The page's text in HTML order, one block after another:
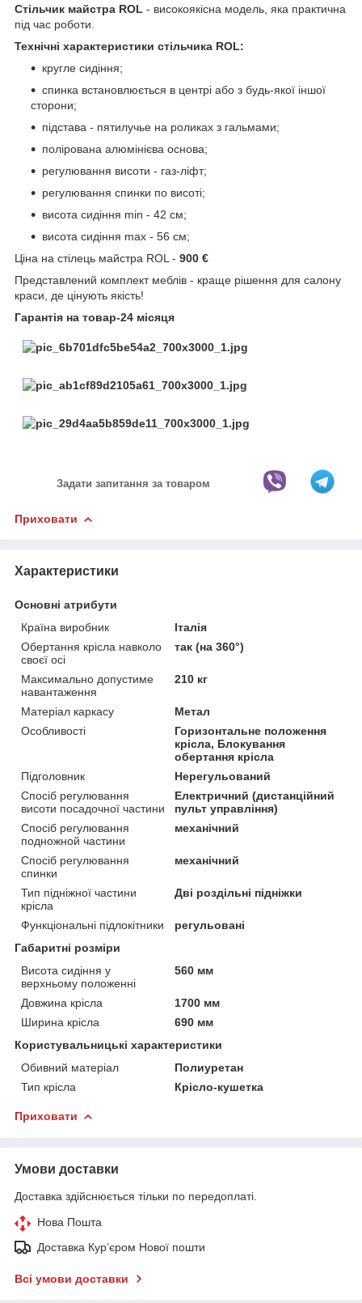
Стільчик майстра ROL - високоякісна модель, яка практична
під час роботи.
Технічні характеристики стільчика ROL:
кругле сидіння;
спинка встановлюється в центрі або з будь-якої іншої
сторони;
підстава - пятилучье на роликах з гальмами;
полірована алюмінієва основа;
регулювання висоти - газ-ліфт;
регулювання спинки по висоті;
висота сидіння min - 42 см;
висота сидіння max - 56 см;
Ціна на стілець майстра ROL - 900 €
Представлений комплект меблів - краще рішення для салону
краси, де цінують якість!
Гарантія на товар-24 місяця
Задати запитання за товаром
Приховати
Характеристики
Основні атрибути
Країна виробник
Італія
Обертання крісла навколо
своєї осі
так (на 360°)
Максимально допустиме
навантаження
210 кг
Матеріал каркасу
Метал
Особливості
Горизонтальне положення
крісла, Блокування
обертання крісла
Підголовник
Нерегульований
Спосіб регулювання
висоти посадочної частини
Електричний (дистанційний
пульт управління)
Спосіб регулювання
подножной частини
механічний
Спосіб регулювання
спинки
механічний
Тип підніжної частини
крісла
Дві роздільні підніжки
Функціональні підлокітники
регульовані
Габаритні розміри
Висота сидіння у
верхньому положенні
560 мм
Довжина крісла
1700 мм
Ширина крісла
690 мм
Користувальницькі характеристики
Обивний матеріал
Полиуретан
Тип крісла
Крісло-кушетка
Приховати
Умови доставки
Доставка здійснюється тільки по передоплаті.
Нова Пошта
Доставка Курʼєром Нової пошти
Всі умови доставки